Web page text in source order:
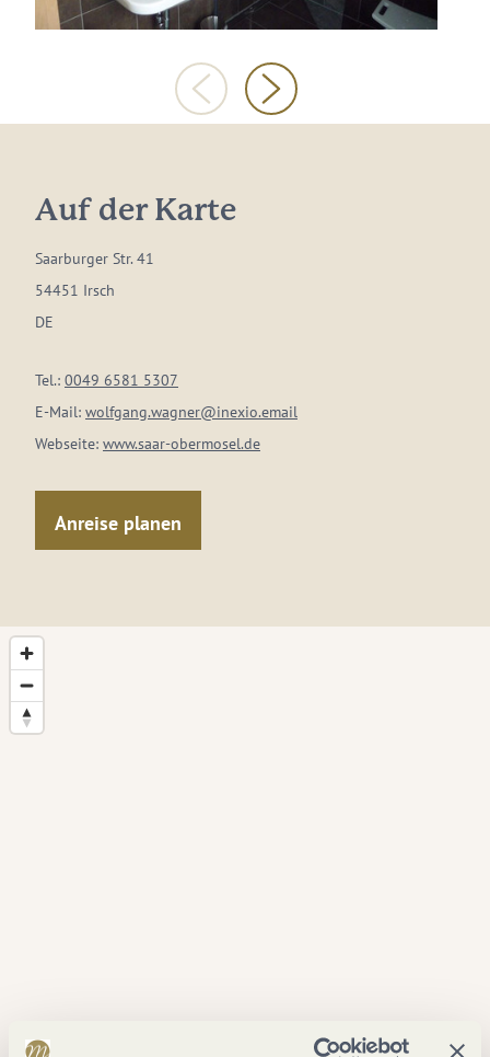
Auf der Karte
Saarburger Str. 41
54451 Irsch
DE
Tel.: 0049 6581 5307
E-Mail: wolfgang.wagner@inexio.email
Webseite: www.saar-obermosel.de
Anreise planen